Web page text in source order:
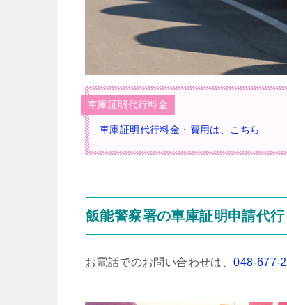
車庫証明代行料金
車庫証明代行料金・費用は、こちら
飯能警察署の車庫証明申請代
お電話でのお問い合わせは、048-677-